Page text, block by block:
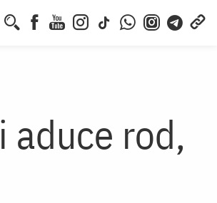
aduce rod,